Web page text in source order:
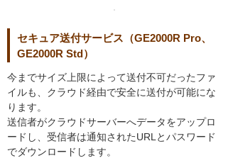
セキュア送付サービス（GE2000R Pro、
GE2000R Std）
今までサイズ上限によって送付不可だったファ
イルも、クラウド経由で安全に送付が可能にな
ります。
送信者がクラウドサーバーへデータをアップロ
ードし、受信者は通知されたURLとパスワード
でダウンロードします。